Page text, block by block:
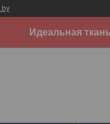
Идеальная